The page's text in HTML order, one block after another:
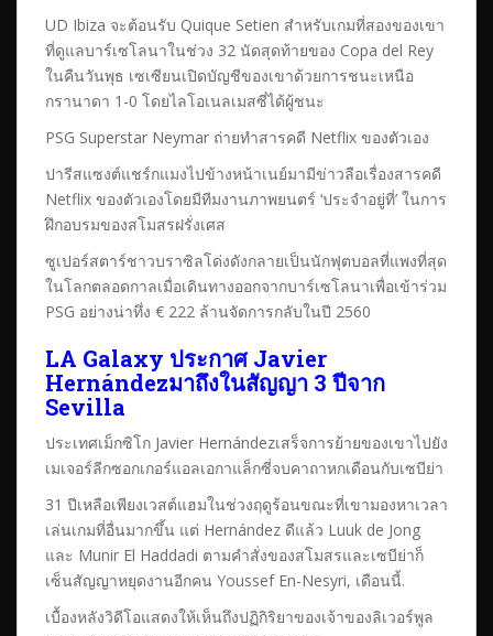
UD Ibiza จะต้อนรับ Quique Setien สำหรับเกมที่สองของเขา
ที่ดูแลบาร์เซโลนาในช่วง 32 นัดสุดท้ายของ Copa del Rey
ในคืนวันพุธ เซเซียนเปิดบัญชีของเขาด้วยการชนะเหนือ
กรานาดา 1-0 โดยไลโอเนลเมสซี่ได้ผู้ชนะ
PSG Superstar Neymar ถ่ายทำสารคดี Netflix ของตัวเอง
ปารีสแซงต์แชร์กแมงไปข้างหน้าเนย์มามีข่าวลือเรื่องสารคดี
Netflix ของตัวเองโดยมีทีมงานภาพยนตร์ ‘ประจำอยู่ที่’ ในการ
ฝึกอบรมของสโมสรฝรั่งเศส
ซูเปอร์สตาร์ชาวบราซิลโด่งดังกลายเป็นนักฟุตบอลที่แพงที่สุด
ในโลกตลอดกาลเมื่อเดินทางออกจากบาร์เซโลนาเพื่อเข้าร่วม
PSG อย่างน่าทึ่ง € 222 ล้านจัดการกลับในปี 2560
LA Galaxy ประกาศ Javier
Hernándezมาถึงในสัญญา 3 ปีจาก
Sevilla
ประเทศเม็กซิโก Javier Hernándezเสร็จการย้ายของเขาไปยัง
เมเจอร์ลีกซอกเกอร์แอลเอกาแล็กซี่จบคาถาหกเดือนกับเซบีย่า
31 ปีเหลือเพียงเวสต์แฮมในช่วงฤดูร้อนขณะที่เขามองหาเวลา
เล่นเกมที่อื่นมากขึ้น แต่ Hernández ดีแล้ว Luuk de Jong
และ Munir El Haddadi ตามคำสั่งของสโมสรและเซบีย่าก็
เซ็นสัญญาหยุดงานอีกคน Youssef En-Nesyri, เดือนนี้.
เบื้องหลังวิดีโอแสดงให้เห็นถึงปฏิกิริยาของเจ้าของลิเวอร์พูล